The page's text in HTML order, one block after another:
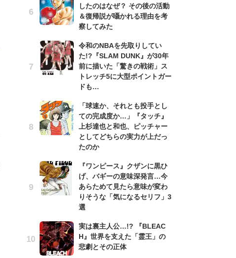
したのはなぜ？ その後の活動
＆復帰説が囁かれる理由を考
察してみた
令和のNBAを先取りしてい
た!?『SLAM DUNK』が30年
前に描いた「驚きの戦術」ス
トレッチ5に大型ポイントガー
ドも…
「球速か、それとも投手とし
ての完成度か…」『タッチ』
上杉達也と和也、ピッチャー
としてどちらの実力が上だっ
たのか
『ワンピース』クザンに黒ひ
げ、バギーの意味深発言…今
あらためて見たら意味が変わ
りそうな「気になるセリフ」3
選
実は裏主人公…!? 『BLEAC
H』世界を支えた「霊王」の
悲劇とその正体